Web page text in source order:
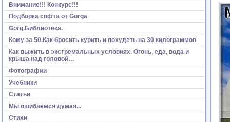
Внимание!!! Конкурс!!!
Подборка софта от Gorga
Gorg.Библиотека.
Кому за 50.Как бросить курить и похудеть на 30 килограммов
Как выжить в экстремальных условиях. Огонь, еда, вода и
крыша над головой…
Фотографии
Учебники
Статьи
Мы ошибаемся думая...
Стихи